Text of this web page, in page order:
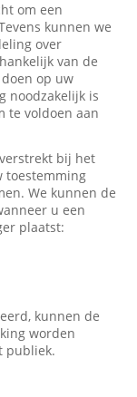
om een
kunnen we
over
van de
op uw
noodzakelijk is
te voldoen aan
bij het
toestemming
We kunnen de
u een
plaatst:
kunnen de
worden
publiek.